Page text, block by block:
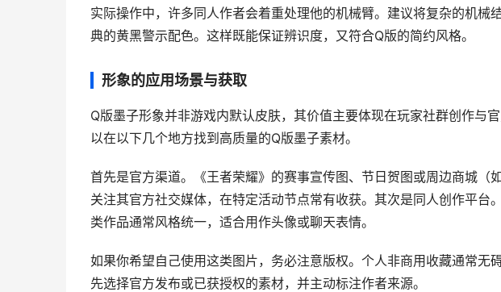
实际操作中，许多同人作者会着重处理他的机械臂。建议将复杂的机械
典的黄黑警示配色。这样既能保证辨识度，又符合Q版的简约风格。
形象的应用场景与获取
Q版墨子形象并非游戏内默认皮肤，其价值主要体现在玩家社群创作与
以在以下几个地方找到高质量的Q版墨子素材。
首先是官方渠道。《王者荣耀》的赛事宣传图、节日贺图或周边商城（
关注其官方社交媒体，在特定活动节点常有收获。其次是同人创作平台
类作品通常风格统一，适合用作头像或聊天表情。
如果你希望自己使用这类图片，务必注意版权。个人非商用收藏通常无
先选择官方发布或已获授权的素材，并主动标注作者来源。